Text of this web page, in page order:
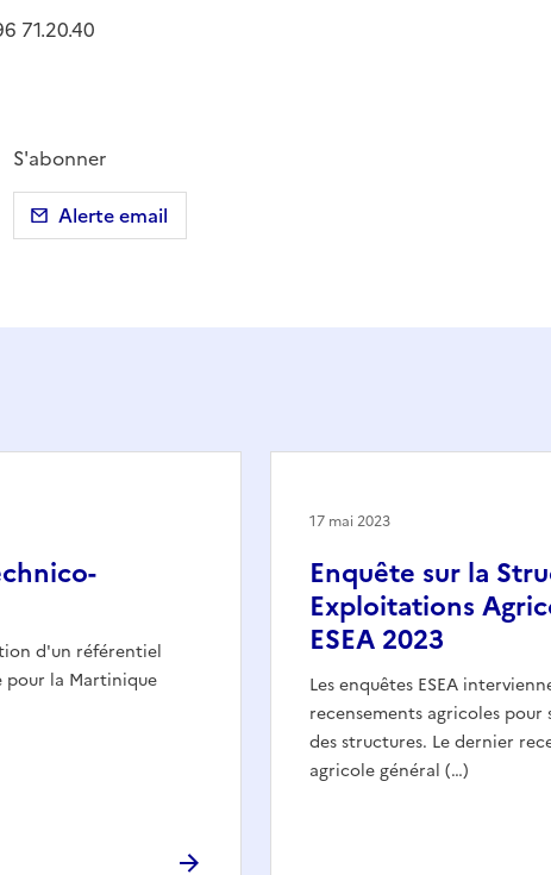
71.20.40
papier
S'abonner
Alerte email
d'un référentiel
la Martinique
Enquête sur la
Exploitations
ESEA 2023
Les enquêtes ESEA
recensements agricoles pour
des structures. Le dernier
agricole général (…)
17 mai 2023